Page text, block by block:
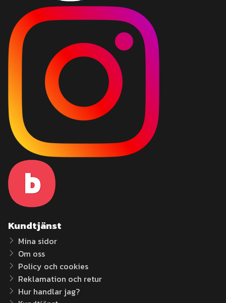
Kundtjänst
Mina sidor
Om oss
Policy och cookies
Reklamation och retur
Hur handlar jag?